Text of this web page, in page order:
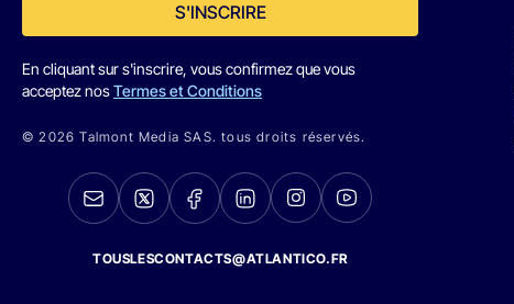
S'INSCRIRE
En cliquant sur s'inscrire, vous confirmez que vous
acceptez nosTermes et Conditions
© 2026 Talmont Media SAS. tous droits réservés.
TOUSLESCONTACTS@ATLANTICO.FR